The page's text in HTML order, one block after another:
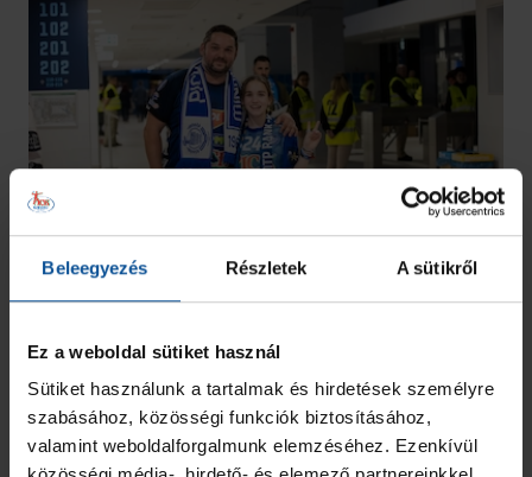
Beleegyezés Részletek A sütikről
Ez a weboldal sütiket használ
Sütiket használunk a tartalmak és hirdetések személyre
szabásához, közösségi funkciók biztosításához,
valamint weboldalforgalmunk elemzéséhez. Ezenkívül